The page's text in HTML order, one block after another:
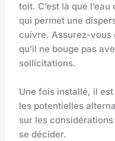
toit. C’est là que
qui permet une
cuivre. Assurez-vous
qu’il ne bouge pas
sollicitations.
Une fois installé, il
les potentielles
sur les
se décider.